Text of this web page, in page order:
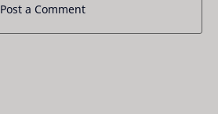
Post a Comment